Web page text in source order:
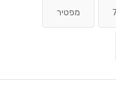
מפטיר